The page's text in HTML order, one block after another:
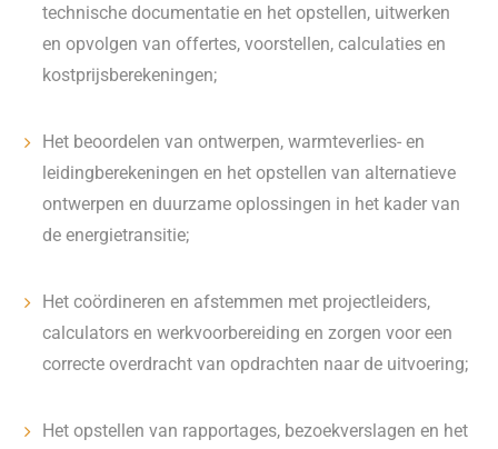
technische documentatie en het opstellen, uitwerken
en opvolgen van offertes, voorstellen, calculaties en
kostprijsberekeningen;
Het beoordelen van ontwerpen, warmteverlies- en
leidingberekeningen en het opstellen van alternatieve
ontwerpen en duurzame oplossingen in het kader van
de energietransitie;
Het coördineren en afstemmen met projectleiders,
calculators en werkvoorbereiding en zorgen voor een
correcte overdracht van opdrachten naar de uitvoering;
Het opstellen van rapportages, bezoekverslagen en het